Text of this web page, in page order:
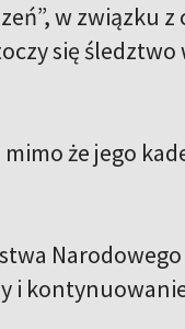
w związku z
się śledztwo
że jego
Narodowego
i